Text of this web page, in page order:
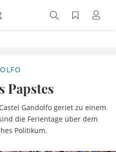
Papstes
Gandolfo geriet zu einem
die Ferientage über dem
Politikum.